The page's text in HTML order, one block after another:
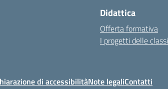
Didattica
Offerta formativa
I progetti delle classi
di accessibilitàNote legaliContatti